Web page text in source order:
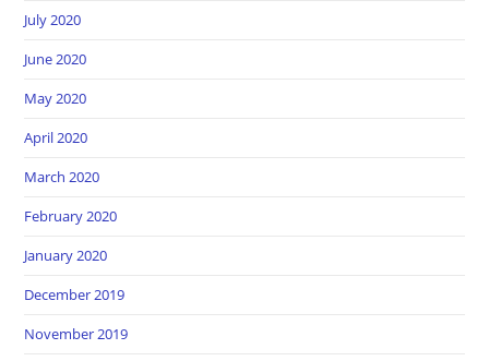
July 2020
June 2020
May 2020
April 2020
March 2020
February 2020
January 2020
December 2019
November 2019